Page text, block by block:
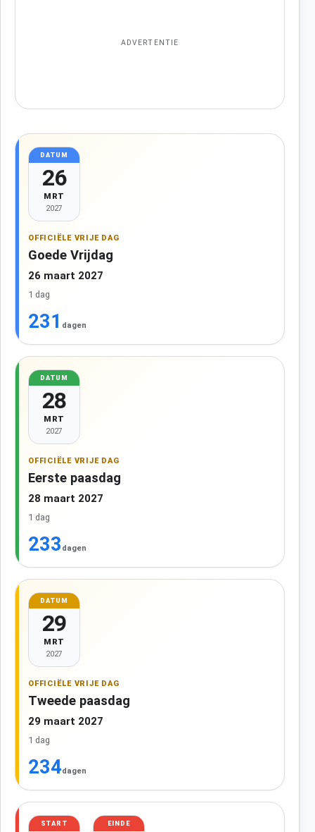
ADVERTENTIE
DATUM
26
MRT
2027
OFFICIËLE VRIJE DAG
Goede Vrijdag
26 maart 2027
1 dag
231 dagen
DATUM
28
MRT
2027
OFFICIËLE VRIJE DAG
Eerste paasdag
28 maart 2027
1 dag
233 dagen
DATUM
29
MRT
2027
OFFICIËLE VRIJE DAG
Tweede paasdag
29 maart 2027
1 dag
234dagen
START EINDE